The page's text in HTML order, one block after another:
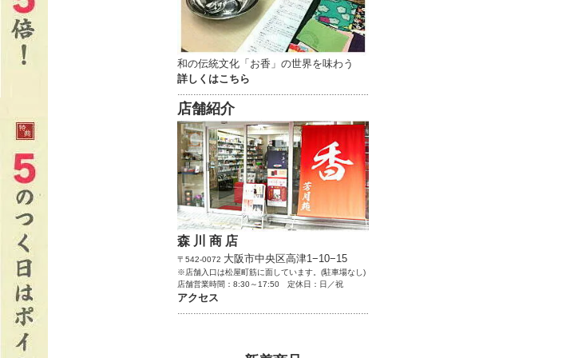
和の伝統文化「お香」の世界を味わう
詳しくはこちら
………………………………………………………………
店舗紹介
森 川 商 店
〒542-0072 大阪市中央区高津1−10−15
※店舗入口は松屋町筋に面しています。(駐車場なし)
店舗営業時間：8:30～17:50 定休日：日／祝
アクセス
………………………………………………………………